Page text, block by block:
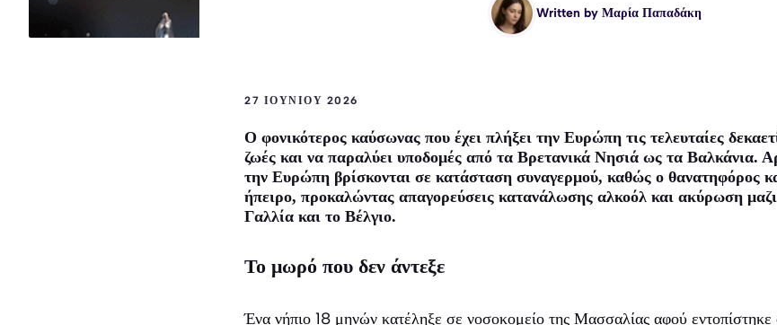
Written by Μαρία Παπαδάκη
27 ΙΟΥΝΊΟΥ 2026
Ο φονικότερος καύσωνας που έχει πλήξει την Ευρώπη τις τελευταίες
ζωές και να παραλύει υποδομές από τα Βρετανικά Νησιά ως τα Βαλκάνια.
την Ευρώπη βρίσκονται σε κατάσταση συναγερμού, καθώς ο θανατηφόρος
ήπειρο, προκαλώντας απαγορεύσεις κατανάλωσης αλκοόλ και ακύρωση
Γαλλία και το Βέλγιο.
Το μωρό που δεν άντεξε
Ένα νήπιο 18 μηνών κατέληξε σε νοσοκομείο της Μασσαλίας αφού